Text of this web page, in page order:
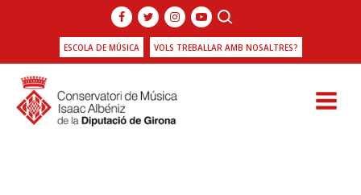
ESCOLA DE MÚSICA VOLS TREBALLAR AMB NOSALTRES?